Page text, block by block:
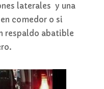
laterales y una
comedor o si
respaldo abatible